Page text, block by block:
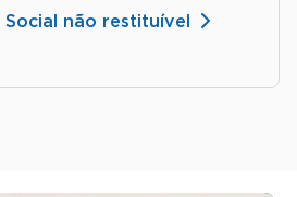
Social não restituível